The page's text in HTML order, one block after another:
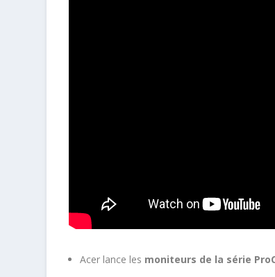
Acer lance les moniteurs de la série